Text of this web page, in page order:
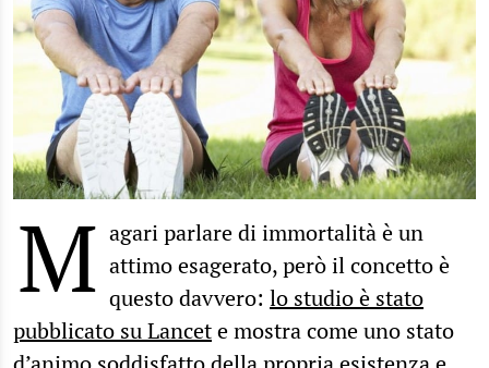
M agari parlare di immortalità è un
attimo esagerato, però il concetto è
questo davvero: lo studio è stato
pubblicato su Lancete mostra come uno stato